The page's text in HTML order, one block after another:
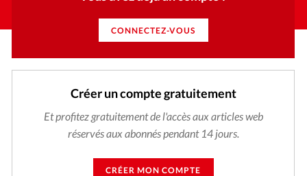
CONNECTEZ-VOUS
Créer un compte gratuitement
Et profitez gratuitement de l'accès aux articles web
réservés aux abonnés pendant 14 jours.
CRÉER MON COMPTE